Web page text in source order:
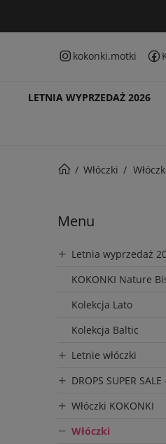
kokonki.motki
LETNIA WYPRZEDAŻ 2026
Włóczki
Menu
Letnia wyprzedaż
KOKONKI Nature
Kolekcja Lato
Kolekcja Baltic
Letnie włóczki
DROPS SUPER SALE
Włóczki KOKONKI
Włóczki